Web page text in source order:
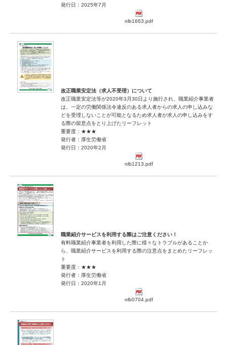
発行日：2025年7月
nlb1663.pdf
改正職業安定法（求人不受理）について
改正職業安定法等が2020年3月30日より施行され、職業紹介事業者
は、一定の労働関係法令違反のある求人者からの求人の申し込みな
どを受理しないことが可能となるため求人者が求人の申し込みをす
る際の留意点をとり上げたリーフレット
重要度：★★★
発行者：厚生労働省
発行日：2020年2月
nlb1213.pdf
職業紹介サービスを利用する際はご注意ください！
有料職業紹介事業者を利用した際に様々なトラブルがあることか
ら、職業紹介サービスを利用する際の注意点をまとめたリーフレッ
ト
重要度：★★★
発行者：厚生労働省
発行日：2020年1月
nlb0704.pdf